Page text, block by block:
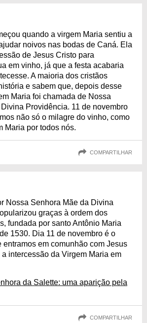
quando a virgem Maria sentiu a
noivos nas bodas de Caná. Ela
de Jesus Cristo para
em vinho, já que a festa acabaria
A maioria dos cristãos
e sabem que, depois desse
Maria foi chamada de Nossa
Providência. 11 de novembro
não só o milagre do vinho, como
Maria por todos nós.
COMPARTILHAR
Nossa Senhora Mãe da Divina
graças à ordem dos
fundada por santo Antônio Maria
1530. Dia 11 de novembro é o
entramos em comunhão com Jesus
intercessão da Virgem Maria em
da Salette: uma aparição pela
COMPARTILHAR